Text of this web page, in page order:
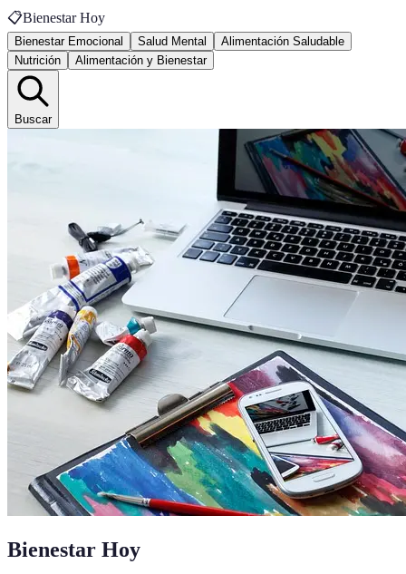
📋Bienestar Hoy
Bienestar Emocional Salud Mental
Alimentación Saludable
Nutrición
Alimentación y Bienestar
Buscar
Bienestar Hoy